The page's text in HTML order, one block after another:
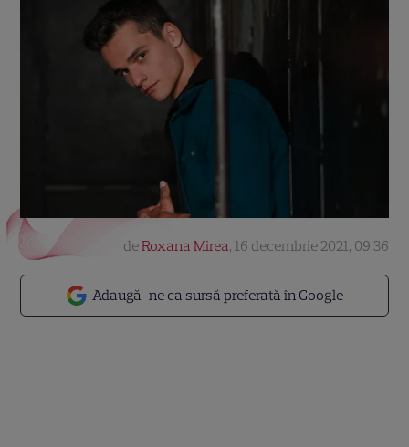
Adaugă-ne ca sursă preferată în Google
deRoxana Mirea, 16 decembrie 2021, 09:36